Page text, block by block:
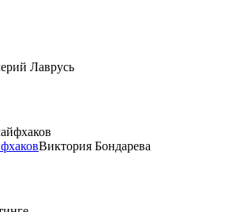
Лаврусь
Виктория Бондарева